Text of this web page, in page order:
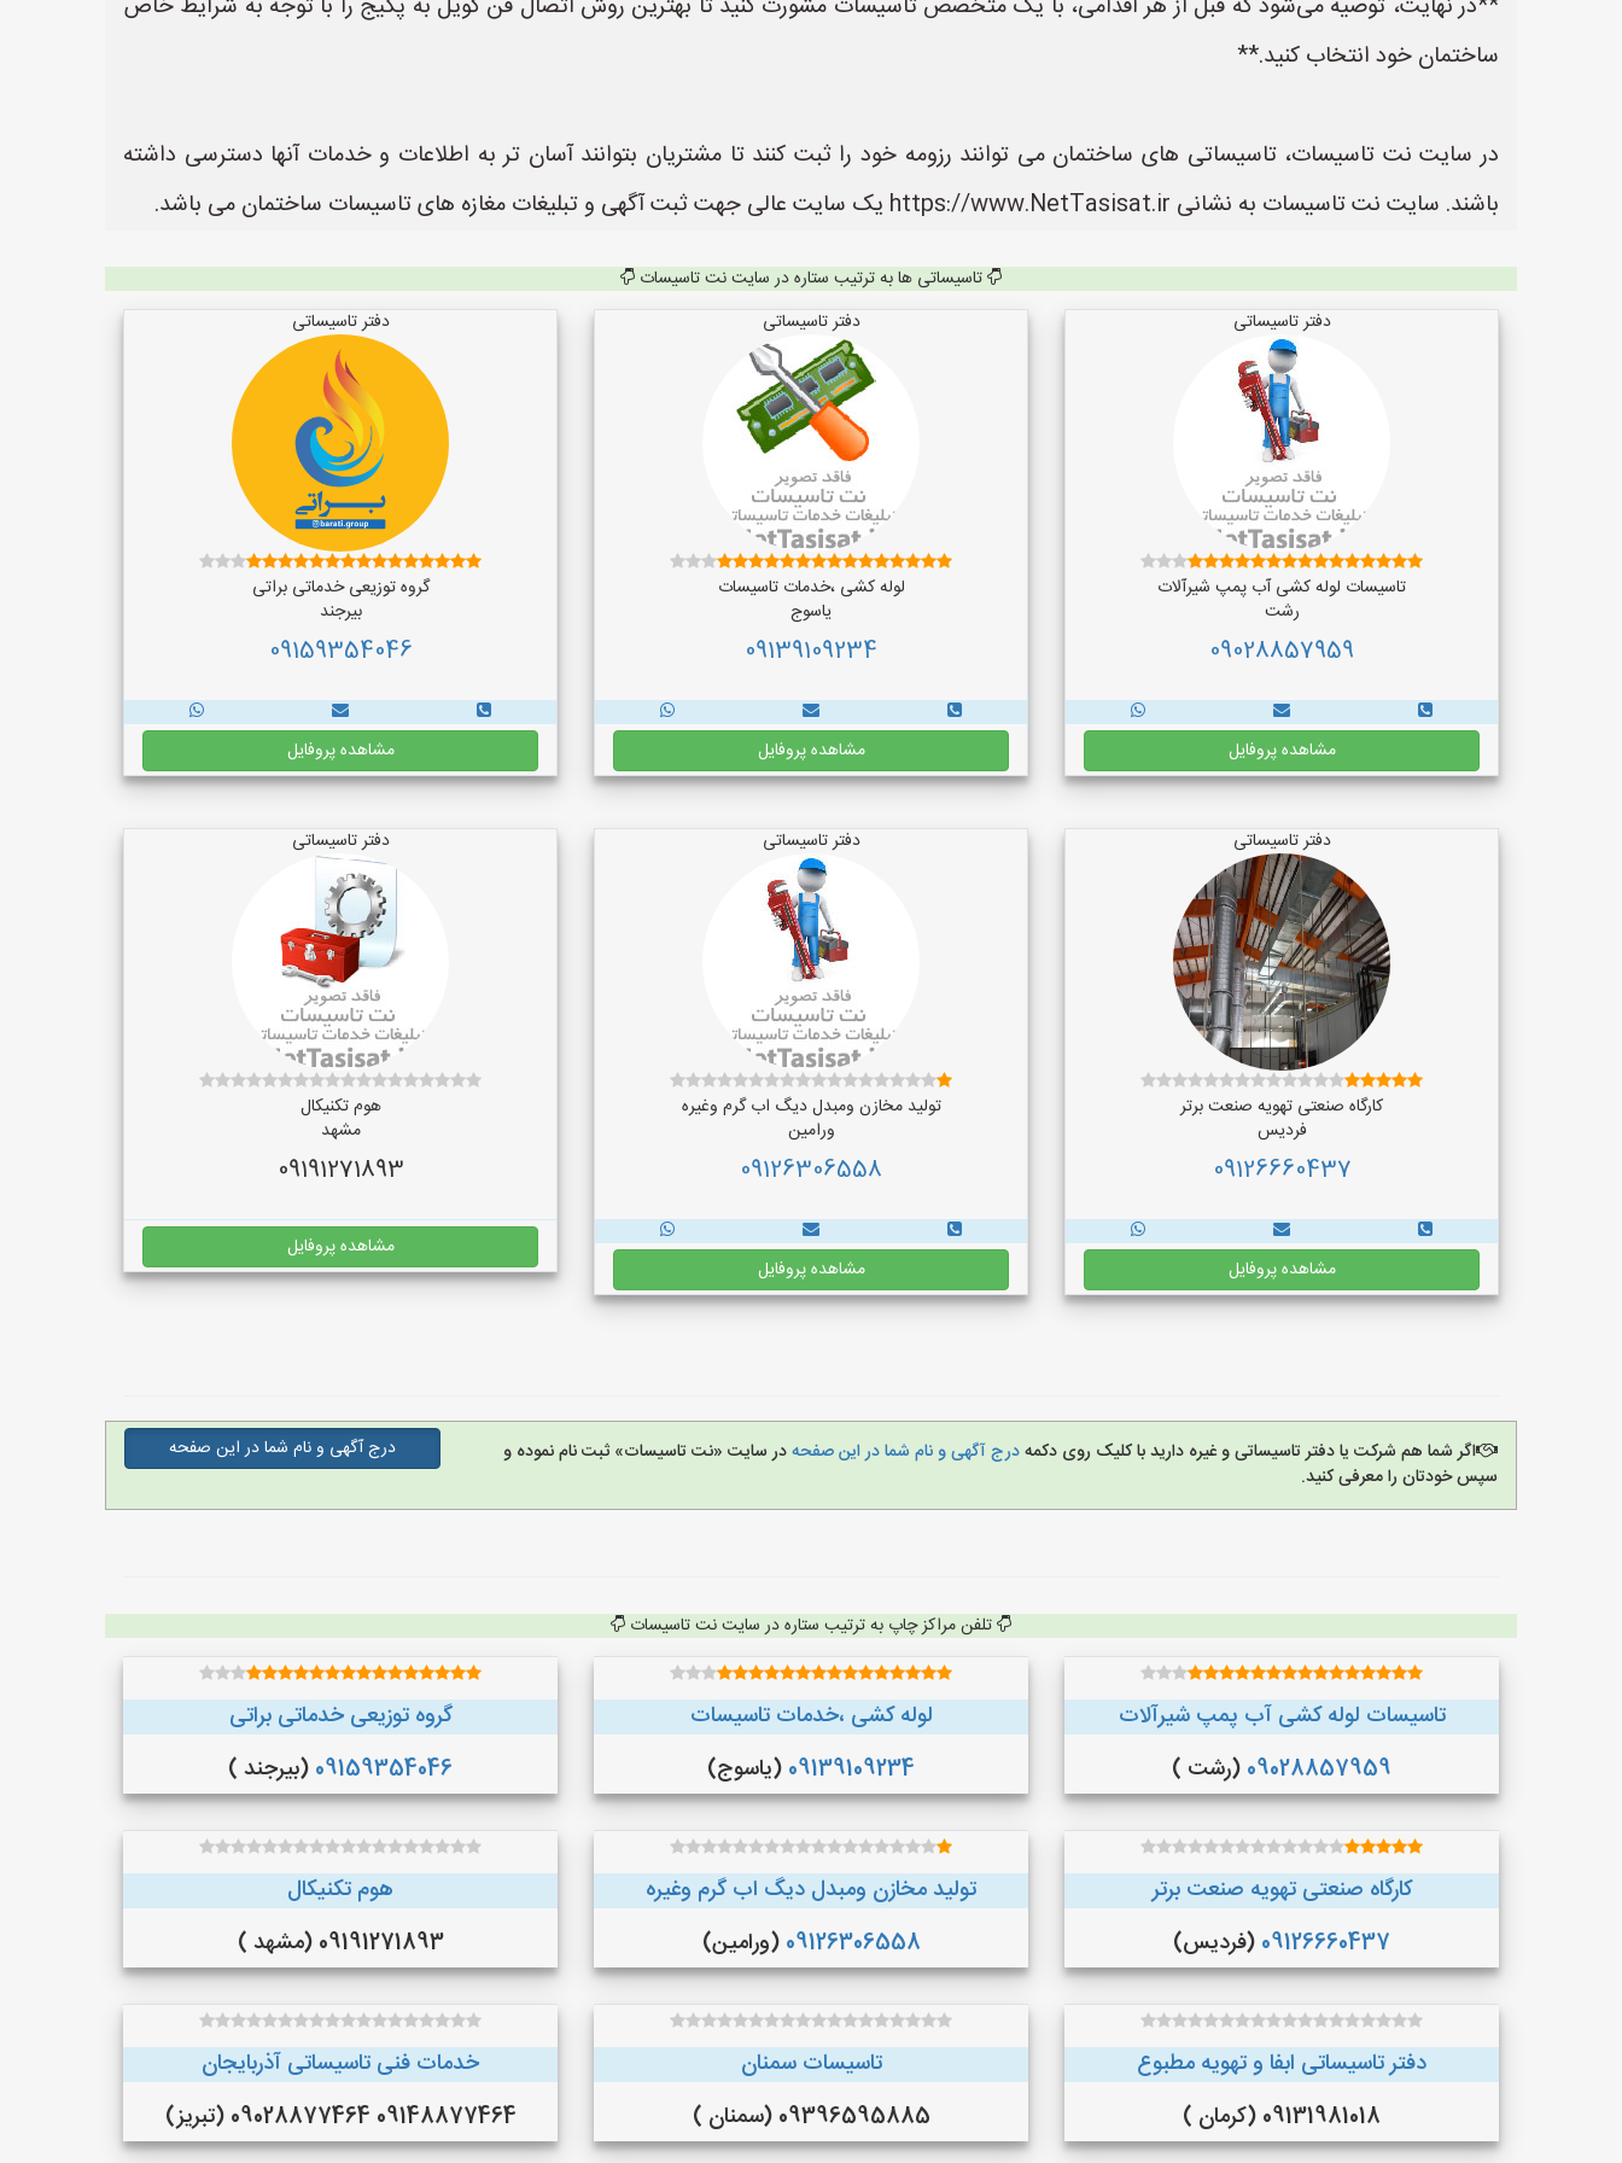
**در نهایت، توصیه می‌شود که قبل از هر اقدامی، با یک متخصص تاسیسات مشورت کنید تا بهترین روش اتصال فن کویل به پکیج را با توجه به شرایط خاص
ساختمان خود انتخاب کنید.**
در سایت نت تاسیسات، تاسیساتی های ساختمان می توانند رزومه خود را ثبت کنند تا مشتریان بتوانند آسان تر به اطلاعات و خدمات آنها دسترسی داشته
باشند. سایت نت تاسیسات به نشانی https://www.NetTasisat.ir یک سایت عالی جهت ثبت آگهی و تبلیغات مغازه های تاسیسات ساختمان می باشد.
تاسیساتی ها به ترتیب ستاره در سایت نت تاسیسات
دفتر تاسیساتی
تاسیسات لوله کشی آب پمپ شیرآلات
رشت
09028857959
مشاهده پروفایل
دفتر تاسیساتی
لوله کشی ،خدمات تاسیسات
یاسوج
09139109234
مشاهده پروفایل
دفتر تاسیساتی
گروه توزیعی خدماتی براتی
بیرجند
09159354046
مشاهده پروفایل
دفتر تاسیساتی
کارگاه صنعتی تهویه صنعت برتر
فردیس
09126660437
مشاهده پروفایل
دفتر تاسیساتی
تولید مخازن ومبدل دیگ اب گرم وغیره
ورامین
09126306558
مشاهده پروفایل
دفتر تاسیساتی
هوم تکنیکال
مشهد
09191271893
مشاهده پروفایل
اگر شما هم شرکت یا دفتر تاسیساتی و غیره دارید با کلیک روی دکمهدرج آگهی و نام شما در این صفحهدر سایت «نت تاسیسات» ثبت نام نموده و
سپس خودتان را معرفی کنید.
درج آگهی و نام شما در این صفحه
تلفن مراکز چاپ به ترتیب ستاره در سایت نت تاسیسات
تاسیسات لوله کشی آب پمپ شیرآلات
09028857959 (رشت )
لوله کشی ،خدمات تاسیسات
09139109234 (یاسوج)
گروه توزیعی خدماتی براتی
09159354046 (بیرجند )
کارگاه صنعتی تهویه صنعت برتر
09126660437 (فردیس)
تولید مخازن ومبدل دیگ اب گرم وغیره
09126306558 (ورامین)
هوم تکنیکال
09191271893 (مشهد )
دفتر تاسیساتی ابفا و تهویه مطبوع
09131981018 (کرمان )
تاسیسات سمنان
09396595885 (سمنان )
خدمات فنی تاسیساتی آذربایجان
09148877464 09028877464 (تبریز)